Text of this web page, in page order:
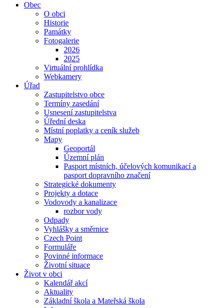
Obec
O obci
Historie
Památky
Fotogalerie
2026
2025
Virtuální prohlídka
Webkamery
Úřad
Zastupitelstvo obce
Termíny zasedání
Usnesení zastupitelstva
Úřední deska
Místní poplatky a ceník služeb
Mapy
Geoportál
Územní plán
Pasport místních, účelových komunikací a
pasport dopravního značení
Strategické dokumenty
Projekty a dotace
Vodovody a kanalizace
rozbor vody
Odpady
Vyhlášky a směrnice
Czech Point
Formuláře
Povinné informace
Životní situace
Život v obci
Kalendář akcí
Aktuality
Základní škola a Mateřská škola